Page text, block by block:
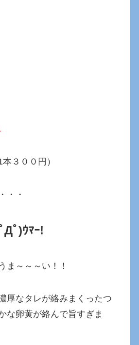
３００円）
・・
Дﾟ)ｳﾏｰ!
ま～～～い！！
厚なタレが絡みまくったつ
な卵黄が絡んで旨すぎま